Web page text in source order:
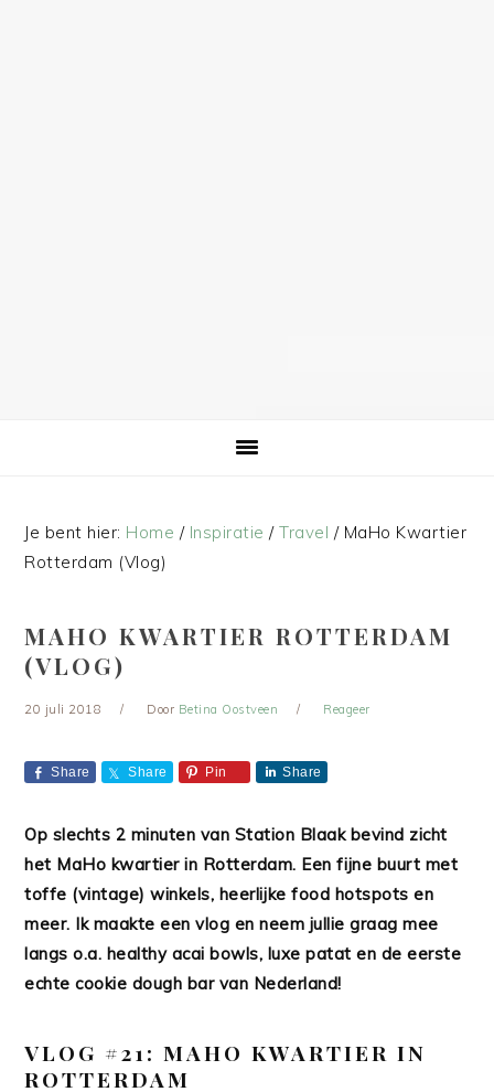
Je bent hier: Home / Inspiratie / Travel /MaHo Kwartier
Rotterdam (Vlog)
MAHO KWARTIER ROTTERDAM
(VLOG)
20 juli 2018 Door Betina Oostveen Reageer
Share Share Pin Share
Op slechts 2 minuten van Station Blaak bevind zicht
het MaHo kwartier in Rotterdam. Een fijne buurt met
toffe (vintage) winkels, heerlijke food hotspots en
meer. Ik maakte een vlog en neem jullie graag mee
langs o.a. healthy acai bowls, luxe patat en de eerste
echte cookie dough bar van Nederland!
VLOG #21: MAHO KWARTIER IN
ROTTERDAM